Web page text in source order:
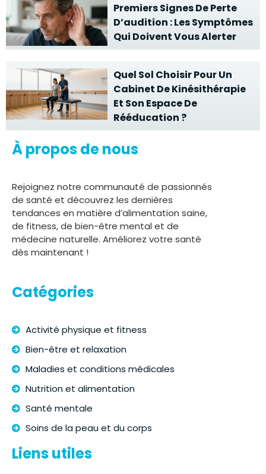
Premiers Signes De Perte
D’audition : Les Symptômes
Qui Doivent Vous Alerter
Quel Sol Choisir Pour Un
Cabinet De Kinésithérapie
Et Son Espace De
Rééducation ?
À propos de nous
Rejoignez notre communauté de passionnés
de santé et découvrez les dernières
tendances en matière d’alimentation saine,
de fitness, de bien-être mental et de
médecine naturelle. Améliorez votre santé
dès maintenant !
Catégories
Activité physique et fitness
Bien-être et relaxation
Maladies et conditions médicales
Nutrition et alimentation
Santé mentale
Soins de la peau et du corps
Liens utiles